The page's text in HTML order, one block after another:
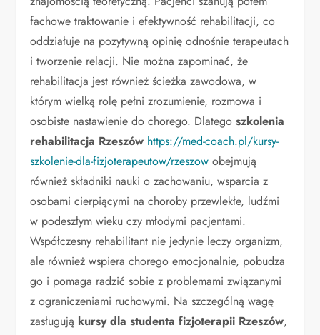
fachowe traktowanie i efektywność rehabilitacji, co
oddziałuje na pozytywną opinię odnośnie terapeutach
i tworzenie relacji. Nie można zapominać, że
rehabilitacja jest również ścieżka zawodowa, w
którym wielką rolę pełni zrozumienie, rozmowa i
osobiste nastawienie do chorego. Dlategoszkolenia
rehabilitacja Rzeszów https://med-coach.pl/kursy-
szkolenie-dla-fizjoterapeutow/rzeszow obejmują
również składniki nauki o zachowaniu, wsparcia z
osobami cierpiącymi na choroby przewlekłe, ludźmi
w podeszłym wieku czy młodymi pacjentami.
Współczesny rehabilitant nie jedynie leczy organizm,
ale również wspiera chorego emocjonalnie, pobudza
go i pomaga radzić sobie z problemami związanymi
z ograniczeniami ruchowymi. Na szczególną wagę
zasługują kursy dla studenta fizjoterapii Rzeszów,